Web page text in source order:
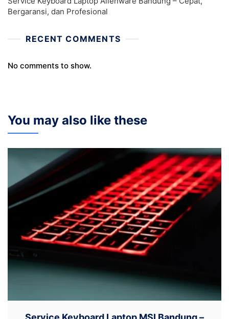
Bergaransi, dan Profesional
RECENT COMMENTS
No comments to show.
You may also like these